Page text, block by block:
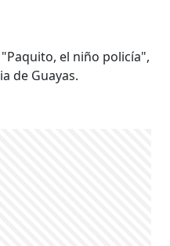
el niño policía",
de Guayas.